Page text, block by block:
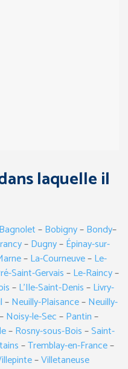
laquelle il
Bagnolet–Bobigny–Bondy–
–Dugny–Épinay-sur-
–La-Courneuve–Le-
Saint-Gervais–Le-Raincy–
–L’Ile-Saint-Denis–Livry-
–Neuilly-Plaisance–Neuilly-
–Noisy-le-Sec–Pantin–
–Rosny-sous-Bois–Saint-
–Tremblay-en-France–
–Villetaneuse